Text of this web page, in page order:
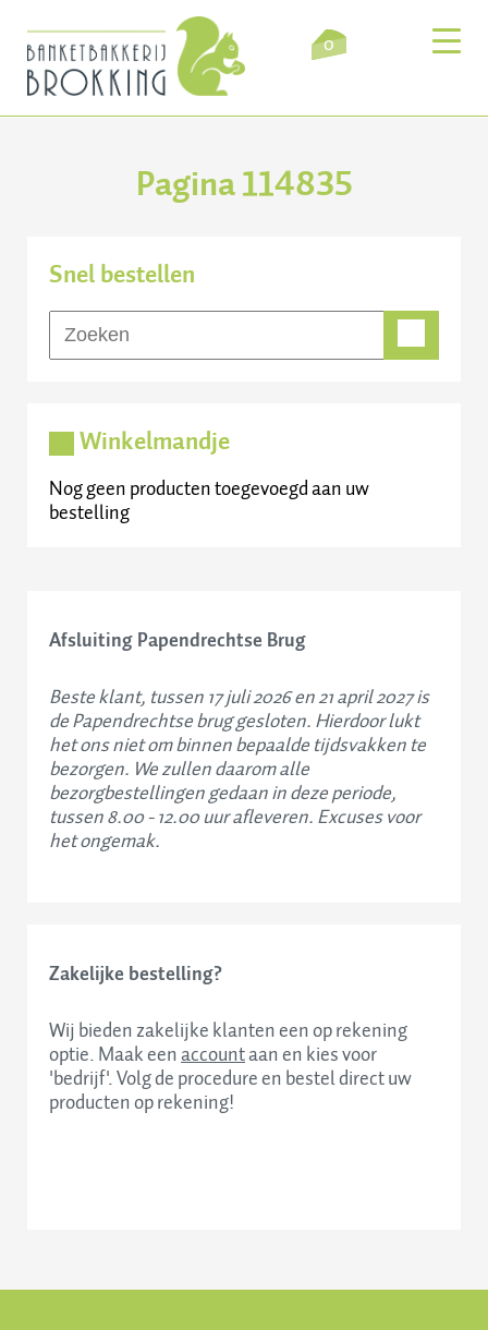
0
Verkooppunten
Over ons
Contact
Pagina 114835
Snel bestellen
Winkelmandje
Nog geen producten toegevoegd aan uw
bestelling
Afsluiting Papendrechtse Brug
Beste klant, tussen 17 juli 2026 en 21 april 2027 is
de Papendrechtse brug gesloten. Hierdoor lukt
het ons niet om binnen bepaalde tijdsvakken te
bezorgen. We zullen daarom alle
bezorgbestellingen gedaan in deze periode,
tussen 8.00 - 12.00 uur afleveren. Excuses voor
het ongemak.
Zakelijke bestelling?
Wij bieden zakelijke klanten een op rekening
optie. Maak eenaccountaan en kies voor
'bedrijf'. Volg de procedure en bestel direct uw
producten op rekening!